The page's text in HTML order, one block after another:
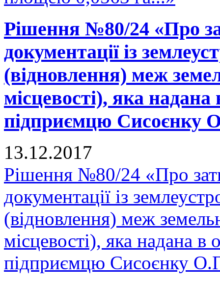
Рішення №80/24 «Про
документації із
(відновлення) меж
місцевості), яка надана
підприємцю Сисоєнку
13.12.2017
Рішення №80/24 «Про
документації із
(відновлення) меж
місцевості), яка надана в
підприємцю Сисоєнку